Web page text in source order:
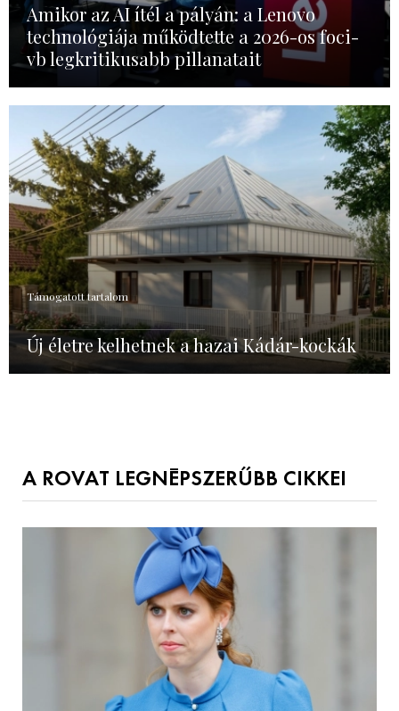
Amikor az AI ítél a pályán: a Lenovo
technológiája működtette a 2026-os foci-
vb legkritikusabb pillanatait
Támogatott tartalom
Új életre kelhetnek a hazai Kádár-kockák
A ROVAT LEGNÉPSZERŰBB CIKKEI